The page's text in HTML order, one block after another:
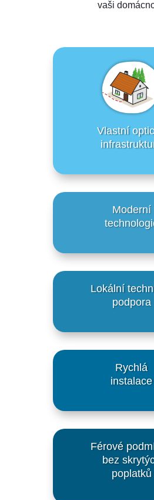
vaši
Vlastní
Moderní
Lokální
podpora
Rychlá
instalace
Férové
bez
poplatků